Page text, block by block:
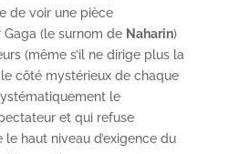
de voir une pièce
(le surnom de Naharin)
(même s’il ne dirige plus la
le côté mystérieux de chaque
le
et qui refuse
le haut niveau d’exigence du